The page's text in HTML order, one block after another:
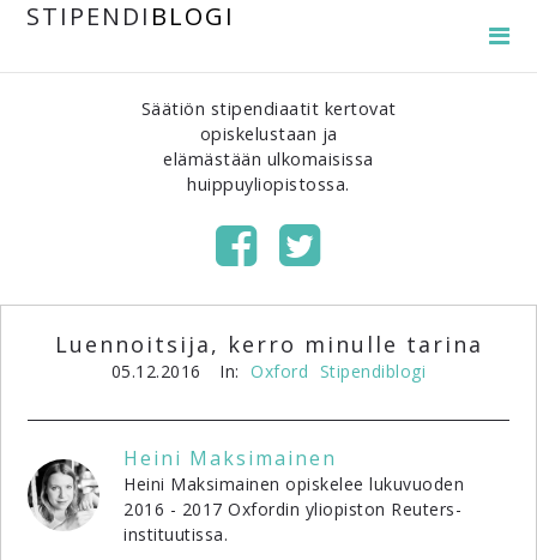
STIPENDI BLOGI
Säätiön stipendiaatit kertovat
opiskelustaan ja
elämästään ulkomaisissa
huippuyliopistossa.
Luennoitsija, kerro minulle tarina
05.12.2016 In: Oxford Stipendiblogi
Heini Maksimainen
Heini Maksimainen opiskelee lukuvuoden
2016 - 2017 Oxfordin yliopiston Reuters-
instituutissa.